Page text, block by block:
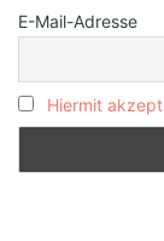
E-Mail-Adresse
Hiermit